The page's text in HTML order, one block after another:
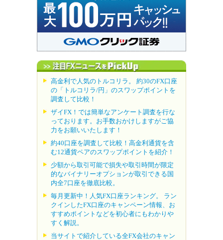
高金利で人気のトルコリラ。 約30のFX口座
の「トルコリラ/円」のスワップポイントを
調査して比較！
ザイFX！では簡単なアンケート調査を行な
っております。お手数おかけしますがご協
力をお願いいたします！
約40口座を調査して比較！高金利通貨を含
む12通貨ペアのスワップポイントを紹介！
少額から取引可能で損失や取引時間が限定
的なバイナリーオプションが取引できる国
内全7口座を徹底比較。
毎月更新中！人気FX口座ランキング。 ラン
クインしたFX口座のキャンペーン情報、お
すすめポイントなどを初心者にもわかりや
すく解説。
当サイトで紹介している全FX会社のキャン